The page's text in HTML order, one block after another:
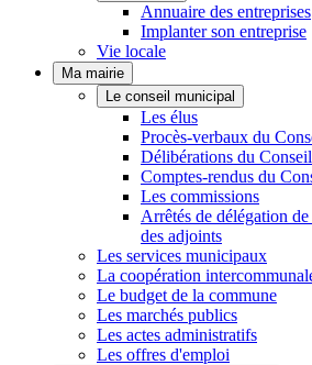
Annuaire des entreprises
Implanter son entreprise
Vie locale
Ma mairie
Le conseil municipal
Les élus
Procès-verbaux du
Délibérations du Conseil
Comptes-rendus du
Les commissions
Arrêtés de délégation
des adjoints
Les services municipaux
La coopération
Le budget de la commune
Les marchés publics
Les actes administratifs
Les offres d'emploi